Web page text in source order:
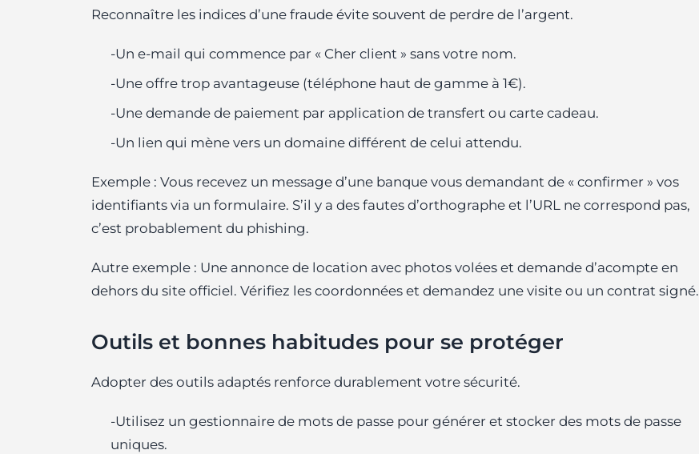
Reconnaître les indices d’une fraude évite souvent de perdre de l’argent.
-Un e‑mail qui commence par « Cher client » sans votre nom.
-Une offre trop avantageuse (téléphone haut de gamme à 1€).
-Une demande de paiement par application de transfert ou carte cadeau.
-Un lien qui mène vers un domaine différent de celui attendu.
Exemple : Vous recevez un message d’une banque vous demandant de « confirmer » vos
identifiants via un formulaire. S’il y a des fautes d’orthographe et l’URL ne correspond pas,
c’est probablement du phishing.
Autre exemple : Une annonce de location avec photos volées et demande d’acompte en
dehors du site officiel. Vérifiez les coordonnées et demandez une visite ou un contrat signé.
Outils et bonnes habitudes pour se protéger
Adopter des outils adaptés renforce durablement votre sécurité.
-Utilisez un gestionnaire de mots de passe pour générer et stocker des mots de passe
uniques.